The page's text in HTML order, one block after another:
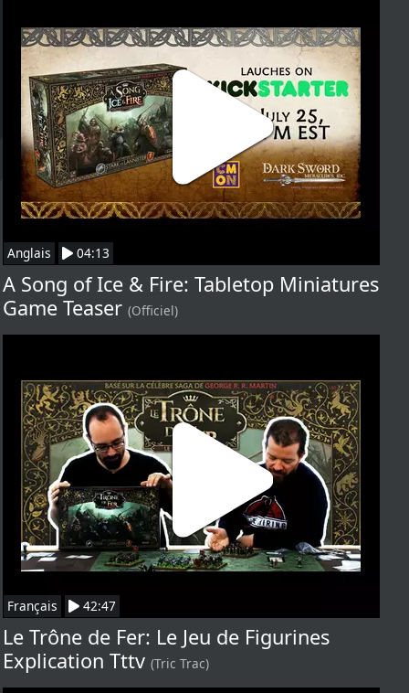
Anglais 04:13
A Song of Ice & Fire: Tabletop Miniatures
Game Teaser (Officiel)
Français 42:47
Le Trône de Fer: Le Jeu de Figurines
Explication Tttv (Tric Trac)